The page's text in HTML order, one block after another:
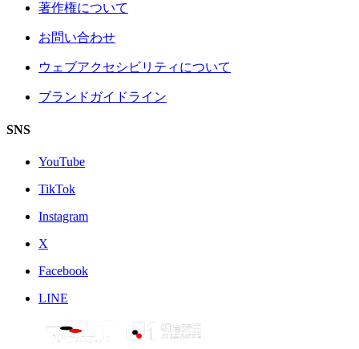
著作権について
お問い合わせ
ウェブアクセシビリティについて
ブランドガイドライン
SNS
YouTube
TikTok
Instagram
X
Facebook
LINE